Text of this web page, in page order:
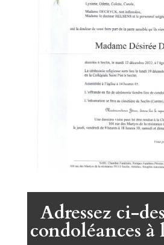
Adressez ci-
condoléances